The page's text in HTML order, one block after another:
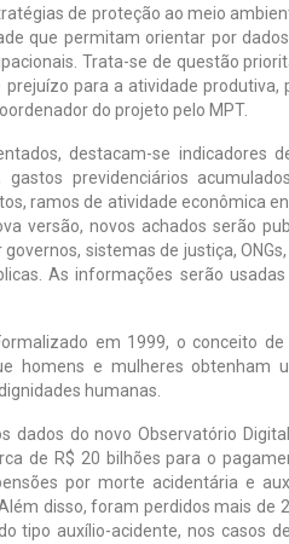
de proteção ao meio
que permitam orientar por
Trata-se de questão
para a atividade
do projeto pelo MPT.
destacam-se
gastos previdenciários
ramos de atividade econômica
versão, novos achados serão
sistemas de justiça,
As informações serão
em 1999, o conceito
homens e mulheres obtenham
humanas.
dados do novo Observatório
de R$ 20 bilhões para o
por morte acidentária e
disso, foram perdidos mais de
tipo auxílio-acidente, nos casos